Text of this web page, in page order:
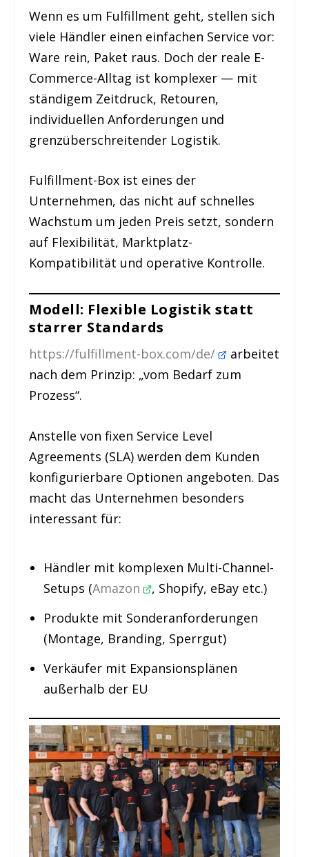
Wenn es um Fulfillment geht, stellen sich
viele Händler einen einfachen Service vor:
Ware rein, Paket raus. Doch der reale E-
Commerce-Alltag ist komplexer — mit
ständigem Zeitdruck, Retouren,
individuellen Anforderungen und
grenzüberschreitender Logistik.
Fulfillment-Box ist eines der
Unternehmen, das nicht auf schnelles
Wachstum um jeden Preis setzt, sondern
auf Flexibilität, Marktplatz-
Kompatibilität und operative Kontrolle.
Modell: Flexible Logistik statt
starrer Standards
https://fulfillment-box.com/de/
arbeitet
nach dem Prinzip: „vom Bedarf zum
Prozess“.
Anstelle von fixen Service Level
Agreements (SLA) werden dem Kunden
konfigurierbare Optionen angeboten. Das
macht das Unternehmen besonders
interessant für:
Händler mit komplexen Multi-Channel-
Setups (Amazon , Shopify, eBay etc.)
Produkte mit Sonderanforderungen
(Montage, Branding, Sperrgut)
Verkäufer mit Expansionsplänen
außerhalb der EU